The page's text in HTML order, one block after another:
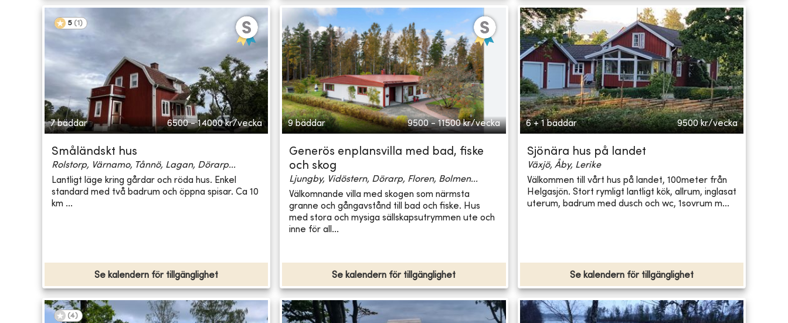
5 (1 )
7 bäddar 6500 - 14000 kr/vecka
Småländskt hus
Rolstorp, Värnamo, Tånnö, Lagan, Dörarp...
Lantligt läge kring gårdar och röda hus. Enkel
standard med två badrum och öppna spisar. Ca 10
km ...
Se kalendern för tillgänglighet
9 bäddar 9500 - 11500 kr/vecka
Generös enplansvilla med bad, fiske
och skog
Ljungby, Vidöstern, Dörarp, Floren, Bolmen...
Välkomnande villa med skogen som närmsta
granne och gångavstånd till bad och fiske. Hus
med stora och mysiga sällskapsutrymmen ute och
inne för all...
Se kalendern för tillgänglighet
6 + 1 bäddar 9500 kr/vecka
Sjönära hus på landet
Växjö, Åby, Lerike
Välkommen till vårt hus på landet, 100meter från
Helgasjön. Stort rymligt lantligt kök, allrum, inglasat
uterum, badrum med dusch och wc, 1sovrum m...
Se kalendern för tillgänglighet
(4)